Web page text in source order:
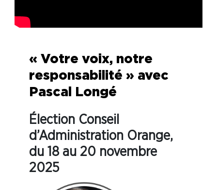
« Votre voix, notre
responsabilité » avec
Pascal Longé
Élection Conseil
d’Administration Orange,
du 18 au 20 novembre
2025